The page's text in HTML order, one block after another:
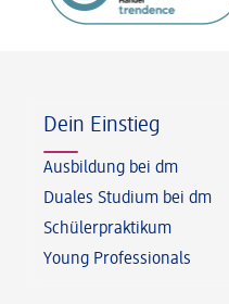
Dein Einstieg
Ausbildung bei dm
Duales Studium bei dm
Schülerpraktikum
Young Professionals